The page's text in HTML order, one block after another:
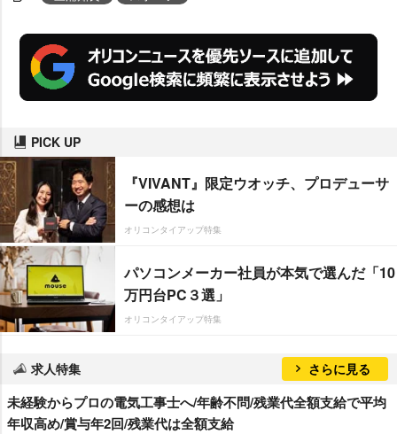
PICK UP
『VIVANT』限定ウオッチ、プロデューサ
ーの感想は
オリコンタイアップ特集
パソコンメーカー社員が本気で選んだ「10
万円台PC３選」
オリコンタイアップ特集
求人特集 さらに見る
未経験からプロの電気工事士へ/年齢不問/残業代全額支給で平均
年収高め/賞与年2回/残業代は全額支給